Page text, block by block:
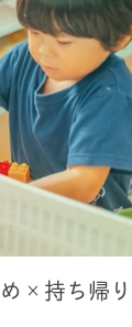
×持ち帰り